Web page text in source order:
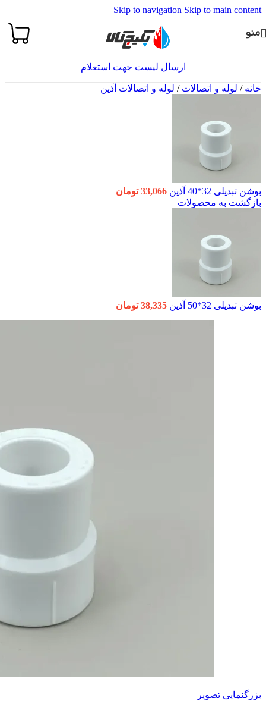
Skip to navigation Skip to main content
منو
ارسال لیست جهت استعلام
خانه/ لوله و اتصالات/ لوله و اتصالات آذین
بوشن تبدیلی 32*40 آذین 33,066 تومان
بازگشت به محصولات
بوشن تبدیلی 32*50 آذین 38,335 تومان
بزرگنمایی تصویر